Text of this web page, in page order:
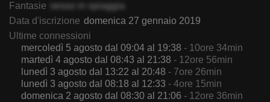
Fantasie
sesso in spiaggia
Data d'iscrizione domenica 27 gennaio 2019
Ultime connessioni
mercoledì 5 agosto dal 09:04 al 19:38 - 10ore 34min
martedì 4 agosto dal 08:43 al 21:38 - 12ore 56min
lunedì 3 agosto dal 13:22 al 20:48 - 7ore 26min
lunedì 3 agosto dal 08:18 al 12:33 - 4ore 15min
domenica 2 agosto dal 08:30 al 21:06 - 12ore 36min